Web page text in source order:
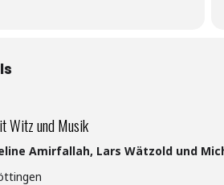
Witz und Musik
Amirfallah, Lars Wätzold und